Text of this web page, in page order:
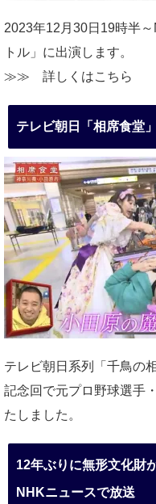
2023年12月30日19時半
トル」に出演します。
≫≫ 詳しくはこちら
テレビ朝日「相席食堂
テレビ朝日系列「千鳥の
記念回で元プロ野球選手
たしました。
12年ぶりに無形文化財
NHKニュースで放送